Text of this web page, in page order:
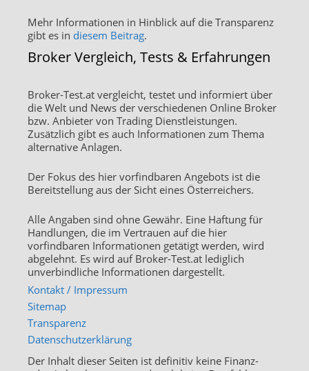
Mehr Informationen in Hinblick auf die Transparenz
gibt es in diesem Beitrag.
Broker Vergleich, Tests & Erfahrungen
Broker-Test.at vergleicht, testet und informiert über
die Welt und News der verschiedenen Online Broker
bzw. Anbieter von Trading Dienstleistungen.
Zusätzlich gibt es auch Informationen zum Thema
alternative Anlagen.
Der Fokus des hier vorfindbaren Angebots ist die
Bereitstellung aus der Sicht eines Österreichers.
Alle Angaben sind ohne Gewähr. Eine Haftung für
Handlungen, die im Vertrauen auf die hier
vorfindbaren Informationen getätigt werden, wird
abgelehnt. Es wird auf Broker-Test.at lediglich
unverbindliche Informationen dargestellt.
Kontakt / Impressum
Sitemap
Transparenz
Datenschutzerklärung
Der Inhalt dieser Seiten ist definitiv keine Finanz-